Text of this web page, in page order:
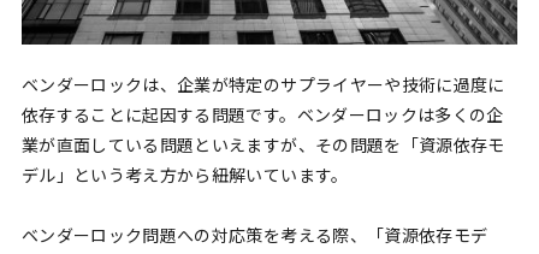
ベンダーロックは、企業が特定のサプライヤーや技術に過度に
依存することに起因する問題です。ベンダーロックは多くの企
業が直面している問題といえますが、その問題を「資源依存モ
デル」という考え方から紐解いています。
ベンダーロック問題への対応策を考える際、「資源依存モデ